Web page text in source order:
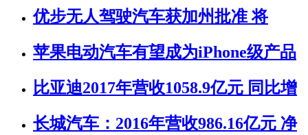
优步无人驾驶汽车获加州批准 将
苹果电动汽车有望成为iPhone级产品
比亚迪2017年营收1058.9亿元 同比增
长城汽车：2016年营收986.16亿元 净